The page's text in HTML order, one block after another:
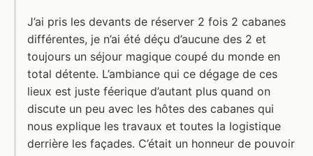
J’ai pris les devants de réserver 2 fois 2 cabanes
différentes, je n’ai été déçu d’aucune des 2 et
toujours un séjour magique coupé du monde en
total détente. L’ambiance qui ce dégage de ces
lieux est juste féerique d’autant plus quand on
discute un peu avec les hôtes des cabanes qui
nous explique les travaux et toutes la logistique
derrière les façades. C’était un honneur de pouvoir